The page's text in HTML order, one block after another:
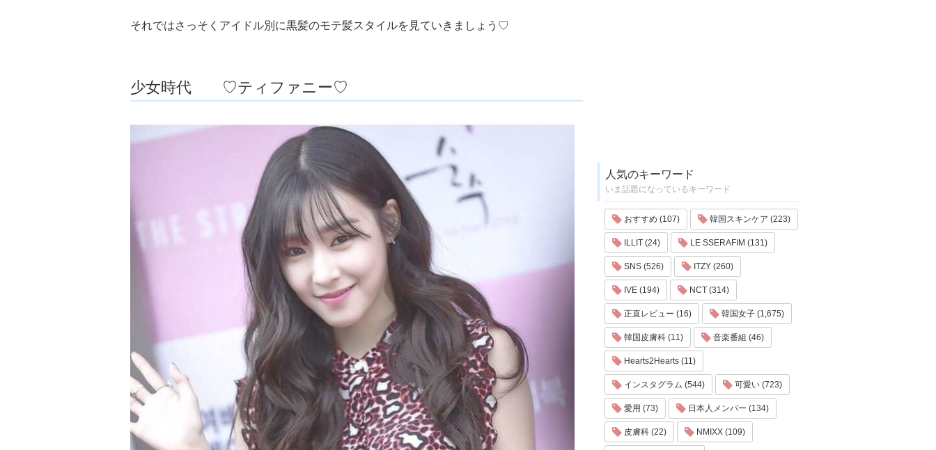
それではさっそくアイドル別に黒髪のモテ髪スタイルを見ていきましょう♡
少女時代 ♡ティファニー♡
人気のキーワード
いま話題になっているキーワード
おすすめ (107) 韓国スキンケア (223)
ILLIT (24) LE SSERAFIM (131)
SNS (526) ITZY (260)
IVE (194) NCT (314)
正直レビュー (16) 韓国女子 (1,675)
韓国皮膚科 (11) 音楽番組 (46)
Hearts2Hearts (11)
インスタグラム (544) 可愛い (723)
愛用 (73) 日本人メンバー (134)
皮膚科 (22) NMIXX (109)